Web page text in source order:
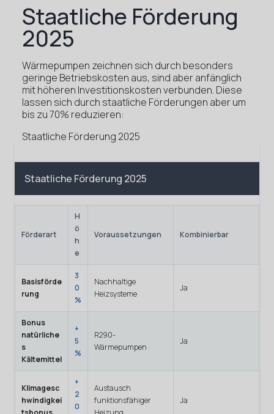
Staatliche Förderung
2025
Wärmepumpen zeichnen sich durch besonders
geringe Betriebskosten aus, sind aber anfänglich
mit höheren Investitionskosten verbunden. Diese
lassen sich durch staatliche Förderungen aber um
bis zu 70% reduzieren:
Staatliche Förderung 2025
Staatliche Förderung 2025
Förderart
H
ö
h
e
Voraussetzungen Kombinierbar
Basisförde
rung
3
0
%
Nachhaltige
Heizsysteme
Ja
Bonus
natürliche
s
Kältemittel
+
5
%
R290-
Wärmepumpen
Ja
Klimagesc
hwindigkei
+
2
0
Austausch
funktionsfähiger
Ja